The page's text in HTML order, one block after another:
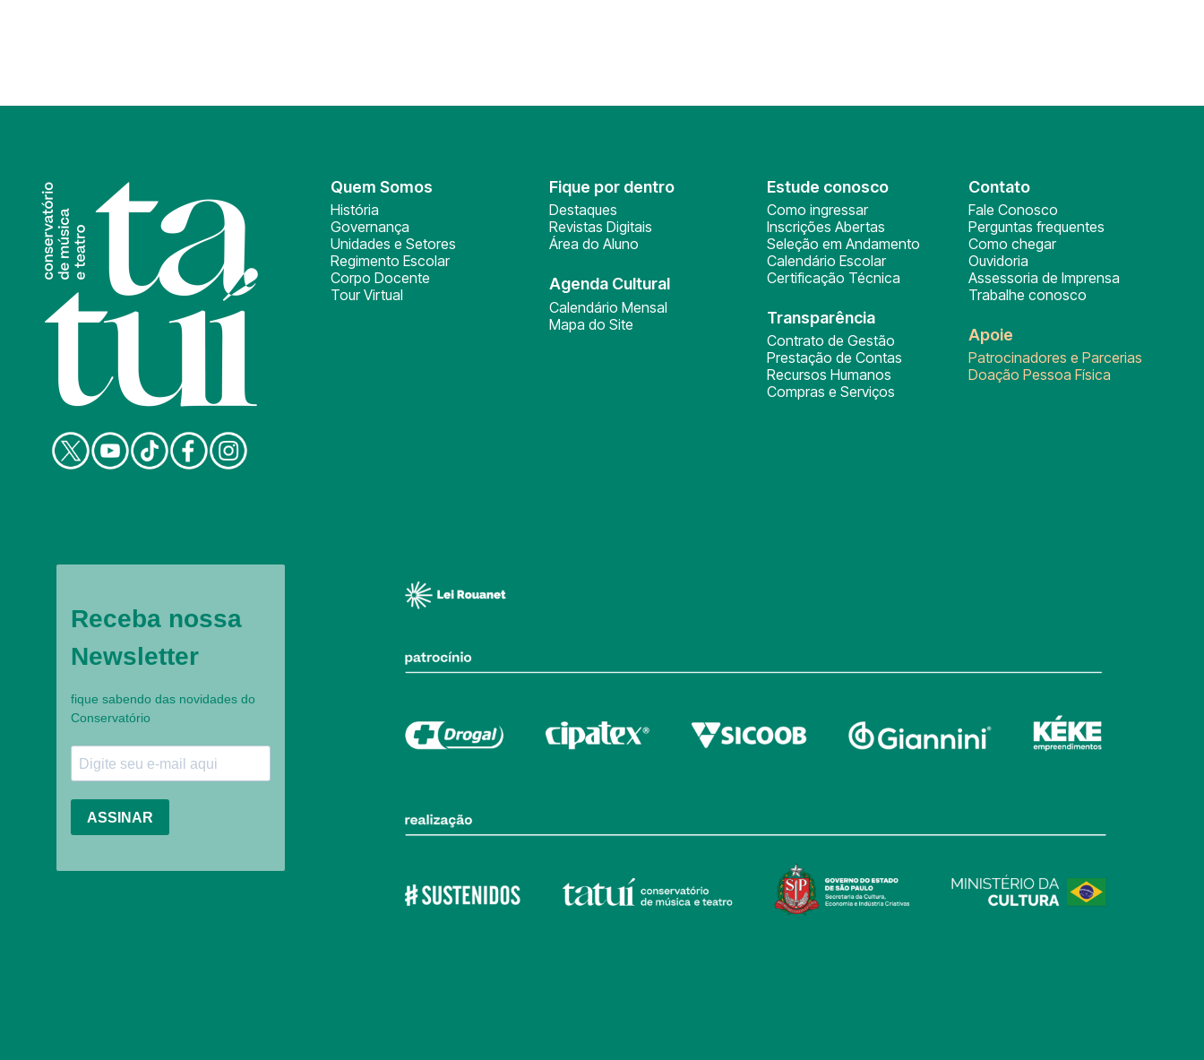
Quem Somos
História
Governança
Unidades e Setores
Regimento Escolar
Corpo Docente
Tour Virtual
Fique por dentro
Destaques
Revistas Digitais
Área do Aluno
Agenda Cultural
Calendário Mensal
Mapa do Site
Estude conosco
Como ingressar
Inscrições Abertas
Seleção em Andamento
Calendário Escolar
Certificação Técnica
Transparência
Contrato de Gestão
Prestação de Contas
Recursos Humanos
Compras e Serviços
Contato
Fale Conosco
Perguntas frequentes
Como chegar
Ouvidoria
Assessoria de Imprensa
Trabalhe conosco
Apoie
Patrocinadores e Parcerias
Doação Pessoa Física